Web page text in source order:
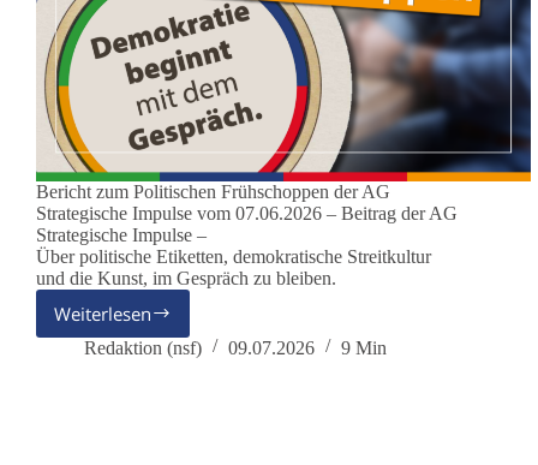
Bericht zum Politischen Frühschoppen der AG
Strategische Impulse vom 07.06.2026 – Beitrag der AG
Strategische Impulse –
Über politische Etiketten, demokratische Streitkultur
und die Kunst, im Gespräch zu bleiben.
Weiterlesen
Ist
dieBasis
Redaktion (nsf) 09.07.2026 9 Min